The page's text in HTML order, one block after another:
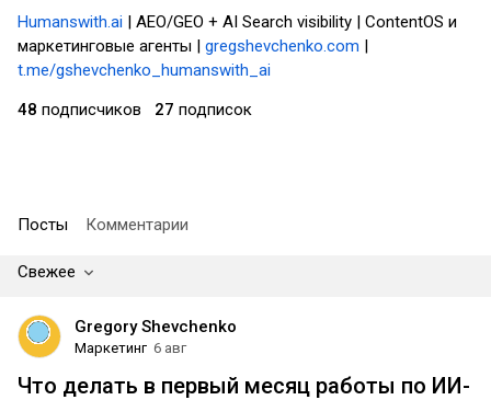
Humanswith.ai | AEO/GEO + AI Search visibility | ContentOS и
маркетинговые агенты | gregshevchenko.com |
t.me/gshevchenko_humanswith_ai
48 подписчиков 27 подписок
Посты Комментарии
Свежее
Gregory Shevchenko
Маркетинг 6 авг
Что делать в первый месяц работы по ИИ-